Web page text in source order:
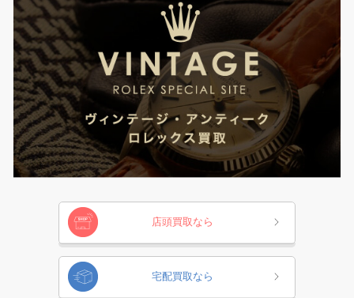
店頭買取なら
宅配買取なら